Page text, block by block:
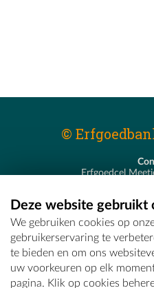
©
Erfgoedcel
T - 09
E -
Deze website gebruikt
We gebruiken cookies op
gebruikerservaring te
te bieden en om ons
uw voorkeuren op elk
pagina. Klik op cookies